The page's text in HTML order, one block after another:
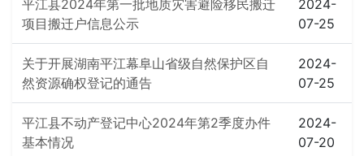
平江县2024年第一批地质灾害避险移民搬迁
项目搬迁户信息公示
2024-
07-25
关于开展湖南平江幕阜山省级自然保护区自
然资源确权登记的通告
2024-
07-25
平江县不动产登记中心2024年第2季度办件
基本情况
2024-
07-20